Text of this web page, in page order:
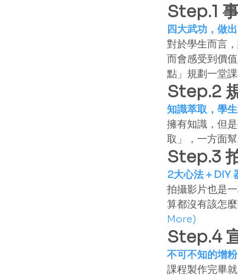
Step.1
四大武功，做
對於學生而言
而會感受到價
點」規劃一堂課
Step.2
知識萃取，學
擁有知識，但
取」，一方面
Step.3
2大心法＋DIY
拍攝影片也是
算都沒有該怎
More)
Step.4
不可不知的增
課程製作完畢